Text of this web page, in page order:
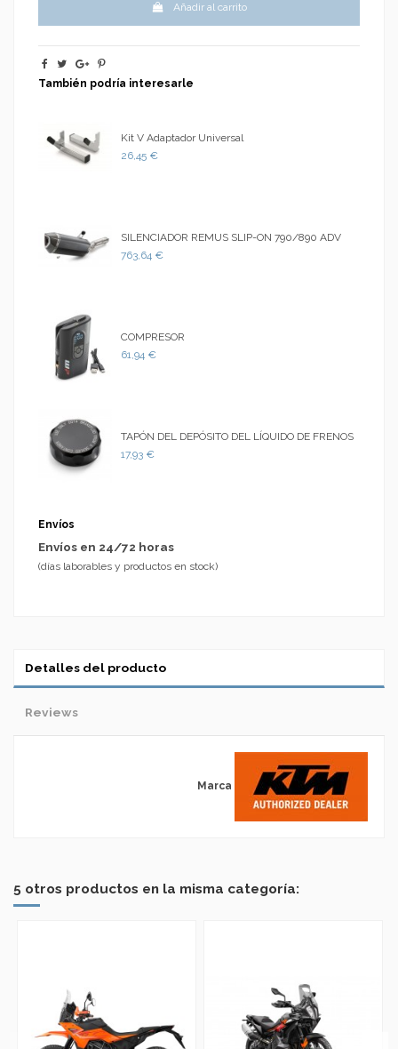
Añadir al carrito
También podría interesarle
Kit V Adaptador Universal
26,45 €
SILENCIADOR REMUS SLIP-ON 790/890 ADV
763,64 €
COMPRESOR
61,94 €
TAPÓN DEL DEPÓSITO DEL LÍQUIDO DE FRENOS
17,93 €
Envíos
Envíos en 24/72 horas
(días laborables y productos en stock)
Detalles del producto
Reviews
Marca
5 otros productos en la misma categoría: